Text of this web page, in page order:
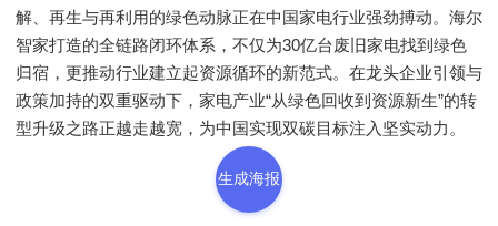
解、再生与再利用的绿色动脉正在中国家电行业强劲搏动。海尔
智家打造的全链路闭环体系，不仅为30亿台废旧家电找到绿色
归宿，更推动行业建立起资源循环的新范式。在龙头企业引领与
政策加持的双重驱动下，家电产业“从绿色回收到资源新生”的转
型升级之路正越走越宽，为中国实现双碳目标注入坚实动力。
生成海报